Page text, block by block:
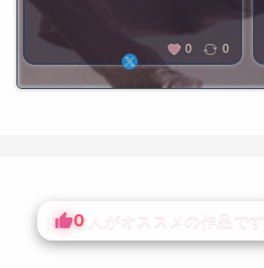
0 0
0 人がオススメの作品です